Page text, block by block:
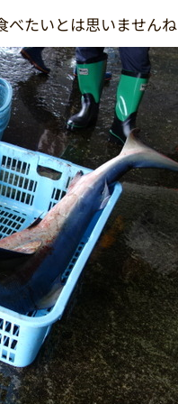
べたいとは思いませんね